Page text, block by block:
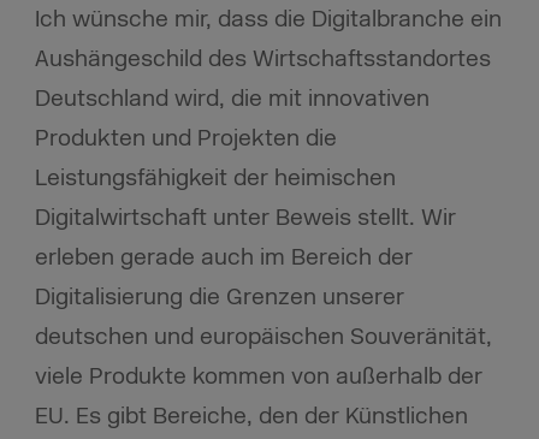
Ich wünsche mir, dass die Digitalbranche ein
Aushängeschild des Wirtschaftsstandortes
Deutschland wird, die mit innovativen
Produkten und Projekten die
Leistungsfähigkeit der heimischen
Digitalwirtschaft unter Beweis stellt. Wir
erleben gerade auch im Bereich der
Digitalisierung die Grenzen unserer
deutschen und europäischen Souveränität,
viele Produkte kommen von außerhalb der
EU. Es gibt Bereiche, den der Künstlichen